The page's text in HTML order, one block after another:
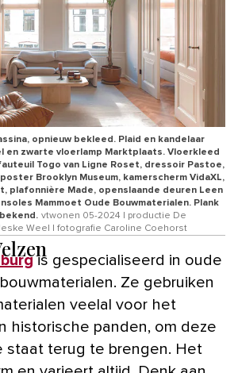
opnieuw bekleed. Plaid en kandelaar
en zwarte vloerlamp Marktplaats. Vloerkleed
Togo van Ligne Roset, dressoir Pastoe,
Brooklyn Museum, kamerscherm VidaXL,
plafonnière Made, openslaande deuren Leen
Mammoet Oude Bouwmaterialen. Plank
vtwonen 05-2024 | productie De
Weel | fotografie Caroline Coehorst
is gespecialiseerd in oude
Ze gebruiken
veelal voor het
historische panden, om deze
staat terug te brengen. Het